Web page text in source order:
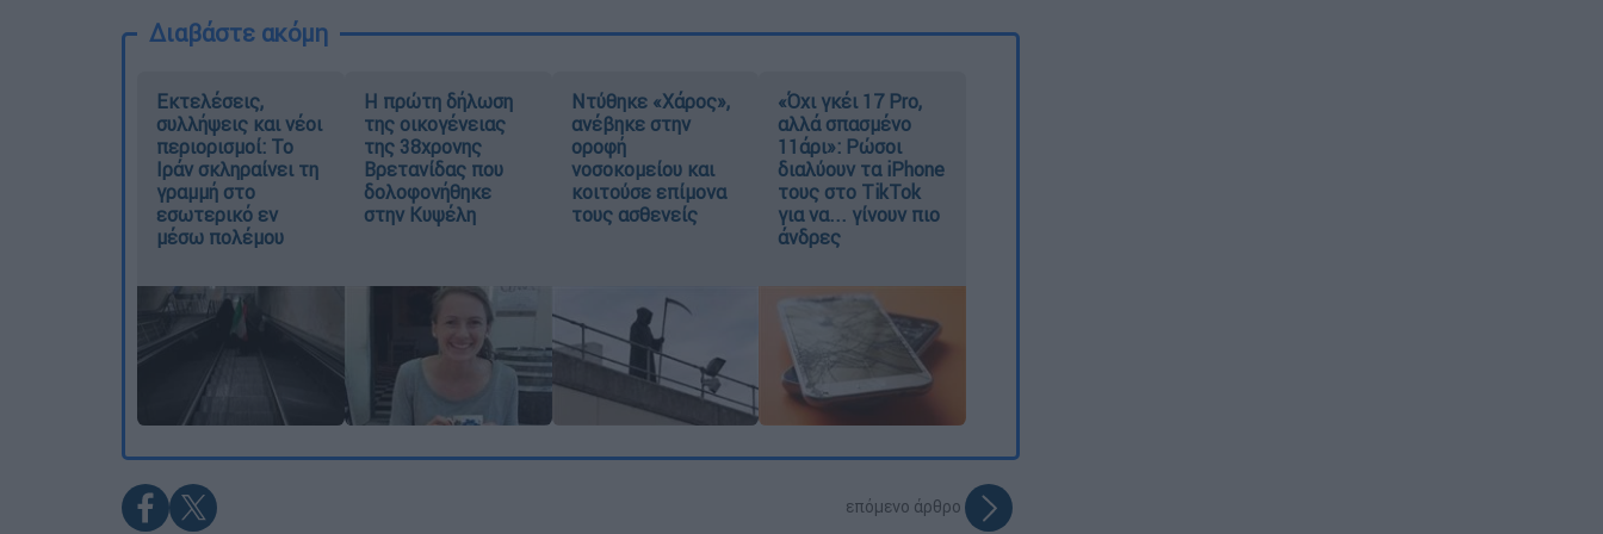
Διαβάστε ακόμη
Εκτελέσεις,
συλλήψεις και νέοι
περιορισμοί: Το
Ιράν σκληραίνει τη
γραμμή στο
εσωτερικό εν
μέσω πολέμου
Η πρώτη δήλωση
της οικογένειας
της 38χρονης
Βρετανίδας που
δολοφονήθηκε
στην Κυψέλη
Ντύθηκε «Χάρος»,
ανέβηκε στην
οροφή
νοσοκομείου και
κοιτούσε επίμονα
τους ασθενείς
«Όχι γκέι 17 Pro,
αλλά σπασμένο
11άρι»: Ρώσοι
διαλύουν τα iPhone
τους στο TikTok
για να... γίνουν πιο
άνδρες
επόμενο άρθρο